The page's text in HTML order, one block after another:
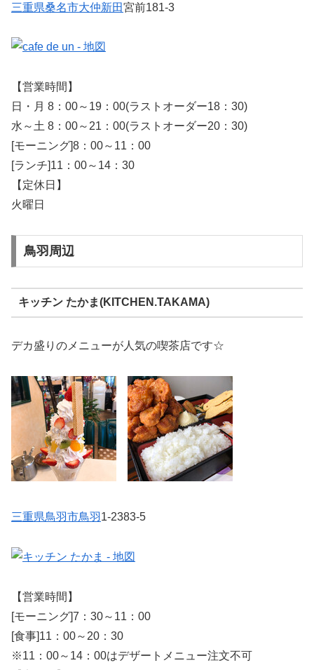
三重県桑名市大仲新田宮前181-3
【営業時間】
日・月 8：00～19：00(ラストオーダー18：30)
水～土 8：00～21：00(ラストオーダー20：30)
[モーニング]8：00～11：00
[ランチ]11：00～14：30
【定休日】
火曜日
鳥羽周辺
キッチン たかま(KITCHEN.TAKAMA)
デカ盛りのメニューが人気の喫茶店です☆
三重県鳥羽市鳥羽 1-2383-5
【営業時間】
[モーニング]7：30～11：00
[食事]11：00～20：30
※11：00～14：00はデザートメニュー注文不可